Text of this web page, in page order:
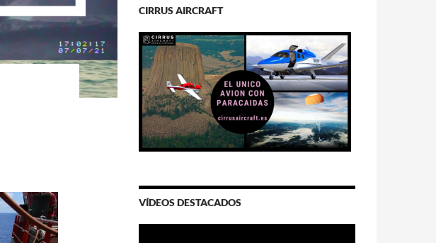
CIRRUS AIRCRAFT
VÍDEOS DESTACADOS